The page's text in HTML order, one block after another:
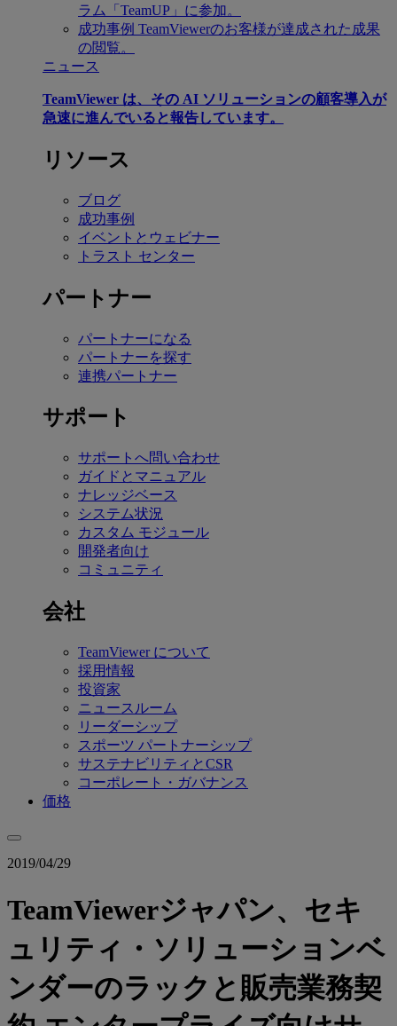
ラム「TeamUP」に参加。
成功事例 TeamViewerのお客様が達成された成果
の閲覧。
ニュース
TeamViewer は、その AI ソリューションの顧客導入が
急速に進んでいると報告しています。
リソース
ブログ
成功事例
イベントとウェビナー
トラスト センター
パートナー
パートナーになる
パートナーを探す
連携パートナー
サポート
サポートへ問い合わせ
ガイドとマニュアル
ナレッジベース
システム状況
カスタム モジュール
開発者向け
コミュニティ
会社
TeamViewer について
採用情報
投資家
ニュースルーム
リーダーシップ
スポーツ パートナーシップ
サステナビリティとCSR
コーポレート・ガバナンス
価格
2019/04/29
TeamViewerジャパン、セキ
ュリティ・ソリューションベ
ンダーのラックと販売業務契